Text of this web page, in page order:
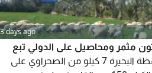
3 days ago
وزيتون مثمر ومحاصيل على الدولي تبع
وادي النطرون تقنين تبع محافظة البحيرة 7 كيلو من الصحراوي على